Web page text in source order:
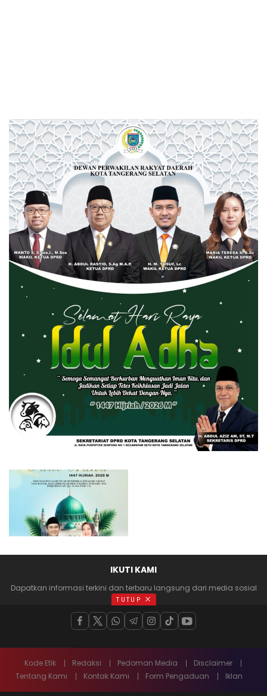
IKUTI KAMI
Dapatkan informasi terkini dan terbaru langsung dari media sosial
anda
Kode Etik Redaksi Pedoman Media
Disclaimer
Tentang Kami
Kontak Kami Form Pengaduan Iklan
TUTUP